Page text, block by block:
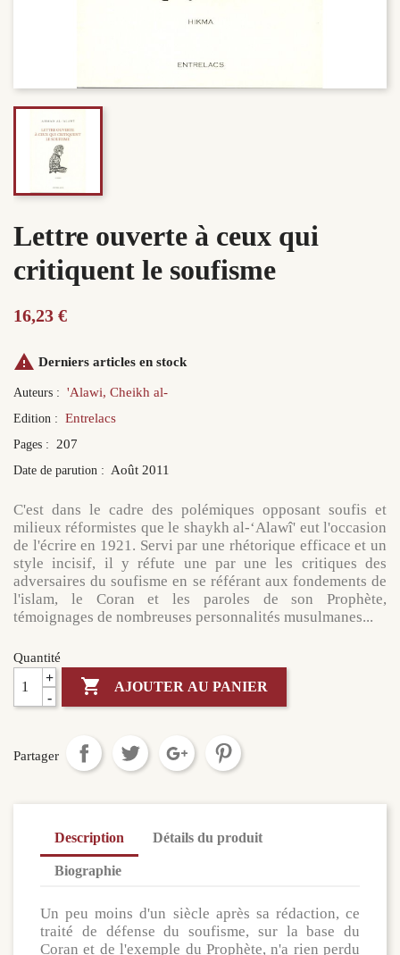
Lettre ouverte à ceux qui
critiquent le soufisme
16,23 €
 Derniers articles en stock
Auteurs : 'Alawi, Cheikh al-
Edition : Entrelacs
Pages : 207
Date de parution : Août 2011
C'est dans le cadre des polémiques opposant soufis et
milieux réformistes que le shaykh al-‘Alawî' eut l'occasion
de l'écrire en 1921. Servi par une rhétorique efficace et un
style incisif, il y réfute une par une les critiques des
adversaires du soufisme en se référant aux fondements de
l'islam, le Coran et les paroles de son Prophète,
témoignages de nombreuses personnalités musulmanes...
Quantité
+
 AJOUTER AU PANIER
Partager
Description Détails du produit
Biographie
Un peu moins d'un siècle après sa rédaction, ce
traité de défense du soufisme, sur la base du
Coran et de l'exemple du Prophète, n'a rien perdu